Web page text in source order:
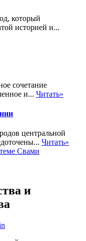
который
историей и...
сочетание
и... Читать»
центральной
Читать»
Свами
и